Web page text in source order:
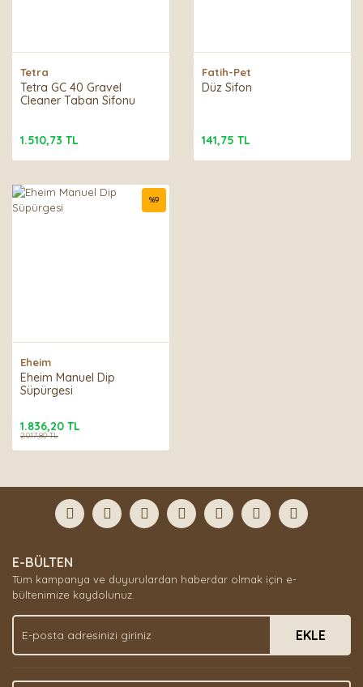
Tetra
Tetra GC 40 Gravel
Cleaner Taban Sifonu
1.510,73 TL
Fatih-Pet
Düz Sifon
141,75 TL
Eheim
Eheim Manuel Dip
Süpürgesi
%9
1.836,20 TL
2.017,80 TL
E-BÜLTEN
Tüm kampanya ve duyurulardan haberdar olmak için e-
bültenimize kaydolunuz.
EKLE